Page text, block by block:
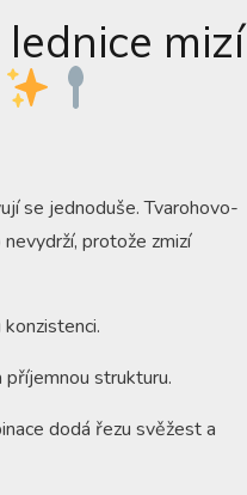
mizí
se jednoduše. Tvarohovo-
protože zmizí
strukturu.
dodá řezu svěžest a